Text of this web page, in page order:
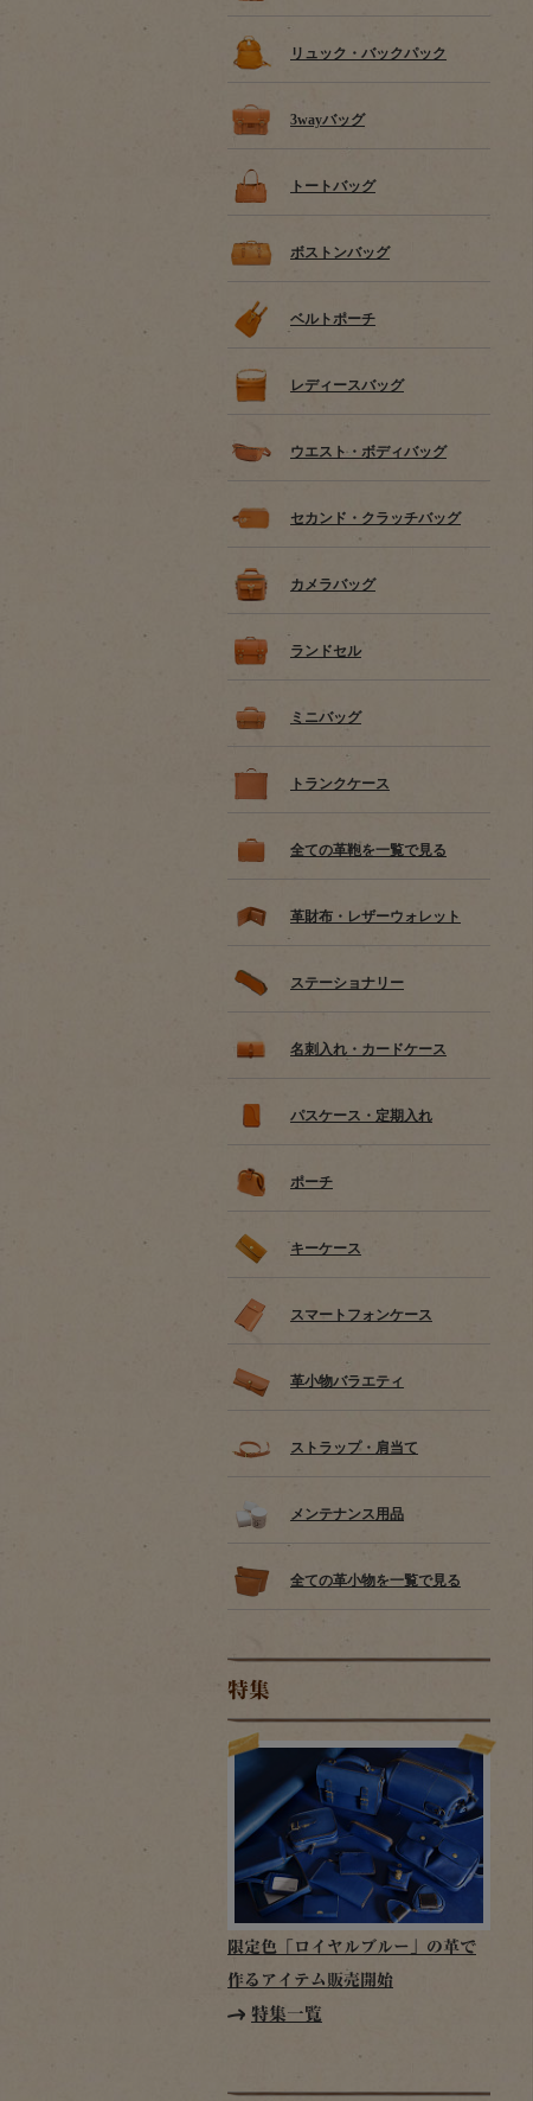
リュック・バックパック
3wayバッグ
トートバッグ
ボストンバッグ
ベルトポーチ
レディースバッグ
ウエスト・ボディバッグ
セカンド・クラッチバッグ
カメラバッグ
ランドセル
ミニバッグ
トランクケース
全ての革鞄を一覧で見る
革財布・レザーウォレット
ステーショナリー
名刺入れ・カードケース
パスケース・定期入れ
ポーチ
キーケース
スマートフォンケース
革小物バラエティ
ストラップ・肩当て
メンテナンス用品
全ての革小物を一覧で見る
特集
限定色「ロイヤルブルー」の革で
作るアイテム販売開始
特集一覧